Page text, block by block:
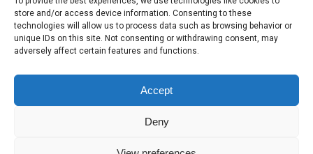
store and/or access device information. Consenting to these
technologies will allow us to process data such as browsing behavior or
unique IDs on this site. Not consenting or withdrawing consent, may
adversely affect certain features and functions.
Accept
Deny